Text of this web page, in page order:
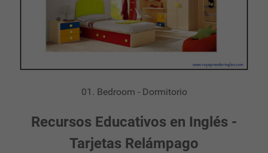
01. Bedroom - Dormitorio
Recursos Educativos en Inglés -
Tarjetas Relámpago